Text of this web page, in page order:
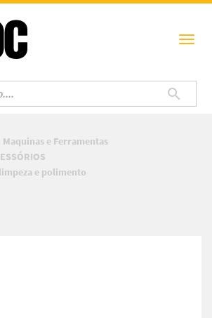
Maquinas e Ferramentas
e polimento